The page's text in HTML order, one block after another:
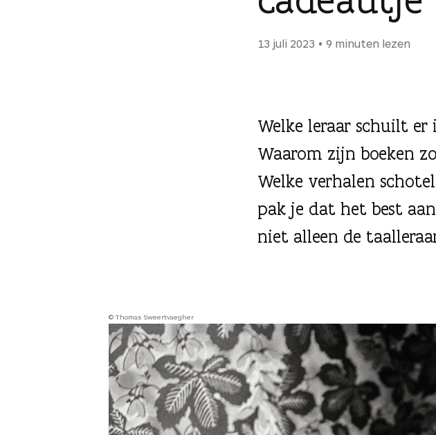
13 juli 2023 9 minuten lezen
Welke leraar schuilt
Waarom zijn boeken
Welke verhalen
pak je dat het best
niet alleen de
© Thomas Sweertvaegher